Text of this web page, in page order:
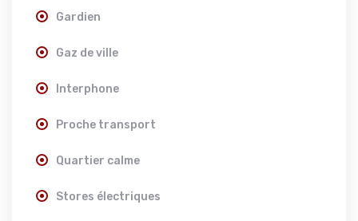
Gardien
Gaz de ville
Interphone
Proche transport
Quartier calme
Stores électriques